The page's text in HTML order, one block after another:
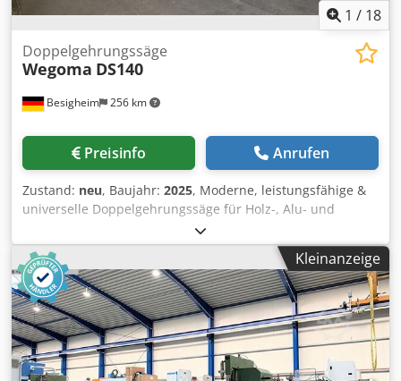
1 / 18
Besigheim 256 km
Doppelgehrungssäge
Wegoma DS140
Preisinfo Anrufen
Zustand: neu, Baujahr: 2025, Moderne, leistungsfähige &
universelle Doppelgehrungssäge für Holz-, Alu- und
Kunststoff-Profile. Lagermaschine: Zwischenverkauf
vorbehalten o großer Schnittbereich(165mm Schnitttiefe
am Tisch) o Doppelschnitt möglich o Zwischengrade
stufenlos fixierbar o pneumatische Schwenkung im
Standard o hydropneumatischer Sägevorschub stufenlos
regelbar o verwindungsfreies Maschinenbett o
Schwenkbereich bei beiden Aggregaten 22,5° nach innen ,
90°, 135° o geschliffene/r Sägetisch / Sägeanlageplatte o
Kleinanzeige